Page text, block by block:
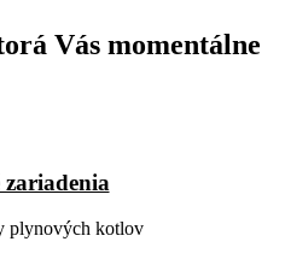
Vás momentálne
plynových kotlov